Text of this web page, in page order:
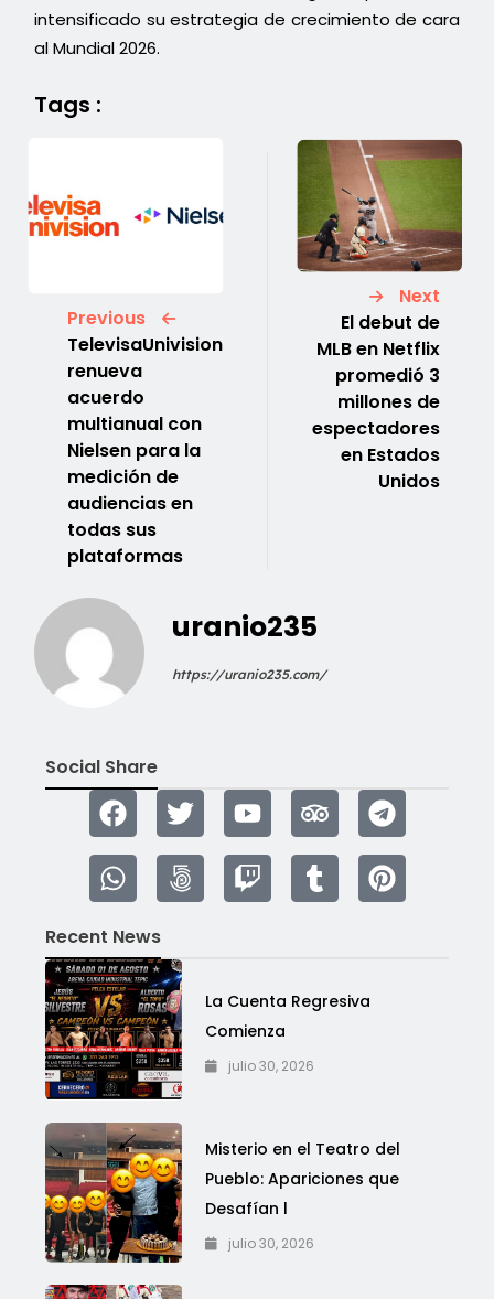
intensificado su estrategia de crecimiento de cara
al Mundial 2026.
Tags :
Previous
TelevisaUnivision
renueva
acuerdo
multianual con
Nielsen para la
medición de
audiencias en
todas sus
plataformas
Next
El debut de
MLB en Netflix
promedió 3
millones de
espectadores
en Estados
Unidos
uranio235
https://uranio235.com/
Social Share
Recent News
La Cuenta Regresiva
Comienza
julio 30, 2026
Misterio en el Teatro del
Pueblo: Apariciones que
Desafían l
julio 30, 2026